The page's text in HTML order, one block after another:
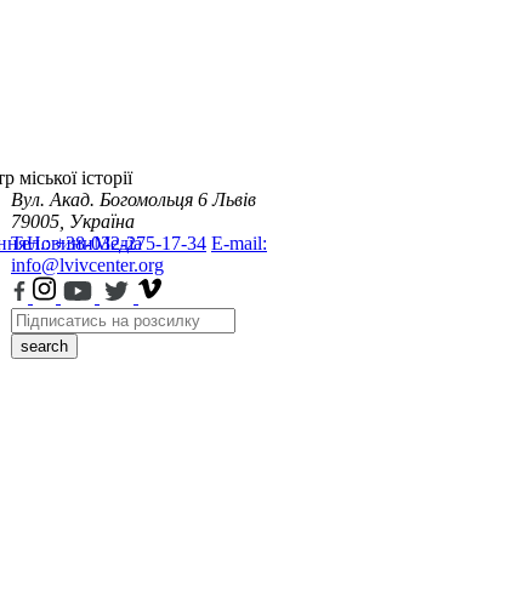
НовиниМедіа
міської історії
Вул. Акад. Богомольця 6 Львів
79005, Україна
Тел.: +38-032-275-17-34 E-mail:
info@lvivcenter.org
search